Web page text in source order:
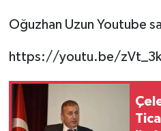
Oğuzhan Uzun Youtube
https://youtu.be/